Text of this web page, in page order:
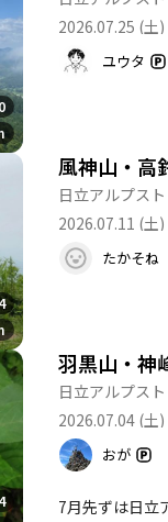
2台くらい停められそ
雨上がりだから？ 倒木も多数 ◯石尊山まで 車で行ける石尊山 3kmく
だけど結構荒れ
間程度ぼーっと歩いた
園 チャリ！ 深夜にチャリ置いておい
移動は調子が
リで来た！写
2026.07.25 (土)
ユウタ
4
風神山・高
日立アルプス
2026.07.11 (土)
たかそね
羽黒山・神
日立アルプス
2026.07.04 (土)
おが
7月先ずは日立